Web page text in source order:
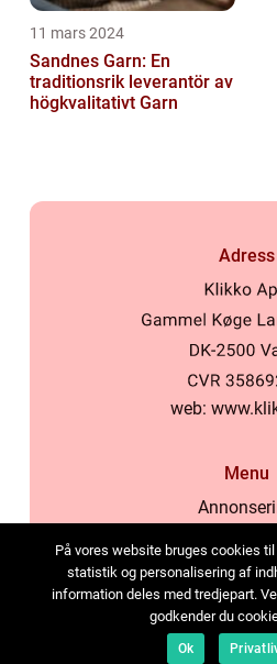
11 mars 2024
Sandnes Garn: En
traditionsrik leverantör av
högkvalitativt Garn
Adress
web:
Menu
Cookies
Kontakta
På vores website bruges cookies
statistik og personalisering af
information deles med tredjepart.
godkender du
Ok